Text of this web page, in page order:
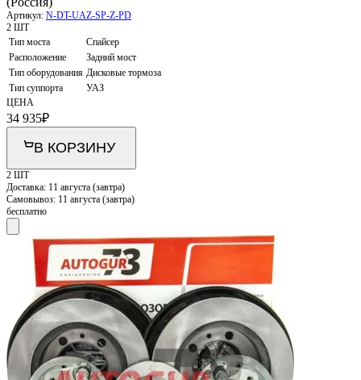
Артикул: N-DT-UAZ-SP-Z-PD
2 ШТ
Тип моста
Спайсер
Расположение
Задний мост
Тип оборудования Дисковые тормоза
Тип суппорта
УАЗ
ЦЕНА
34 935₽
В КОРЗИНУ
2 ШТ
Доставка: 11 августа (завтра)
Самовывоз: 11 августа (завтра)
бесплатно